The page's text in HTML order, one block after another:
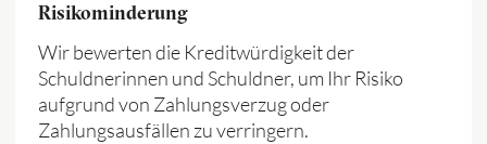
Risikominderung
Wir bewerten die Kreditwürdigkeit der
Schuldnerinnen und Schuldner, um Ihr Risiko
aufgrund von Zahlungsverzug oder
Zahlungsausfällen zu verringern.